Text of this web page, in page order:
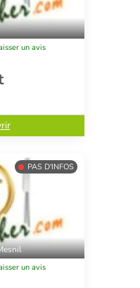
un avis
PAS D'INFOS
un avis